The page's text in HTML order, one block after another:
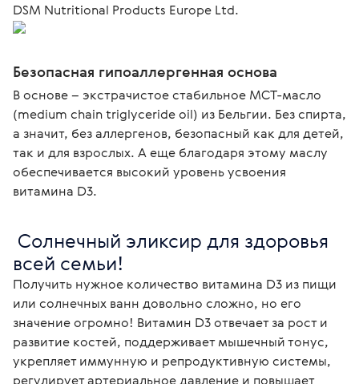
DSM Nutritional Products Europe Ltd.
Безопасная гипоаллергенная основа
В основе – экстрачистое стабильное МСТ-масло
(medium chain triglyceride oil) из Бельгии. Без спирта,
а значит, без аллергенов, безопасный как для детей,
так и для взрослых. А еще благодаря этому маслу
обеспечивается высокий уровень усвоения
витамина D3.
всей семьи!
Получить нужное количество витамина D3 из пищи
или солнечных ванн довольно сложно, но его
значение огромно! Витамин D3 отвечает за рост и
развитие костей, поддерживает мышечный тонус,
укрепляет иммунную и репродуктивную системы,
регулирует артериальное давление и повышает